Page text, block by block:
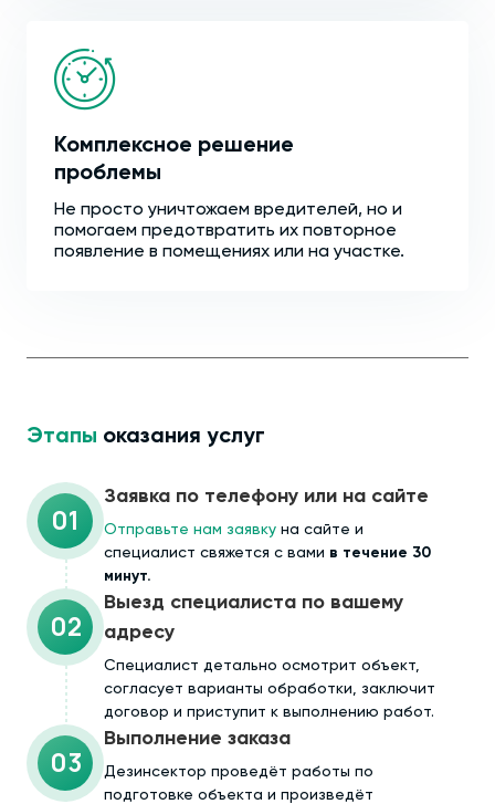
Комплексное решение
проблемы
Не просто уничтожаем вредителей, но и
помогаем предотвратить их повторное
появление в помещениях или на участке.
Этапы оказания услуг
01
Заявка по телефону или на сайте
Отправьте нам заявку на сайте и
специалист свяжется с вами в течение 30
минут.
02
Выезд специалиста по вашему
адресу
Cпециалист детально осмотрит объект,
согласует варианты обработки, заключит
договор и приступит к выполнению работ.
03
Выполнение заказа
Дезинсектор проведёт работы по
подготовке объекта и произведёт